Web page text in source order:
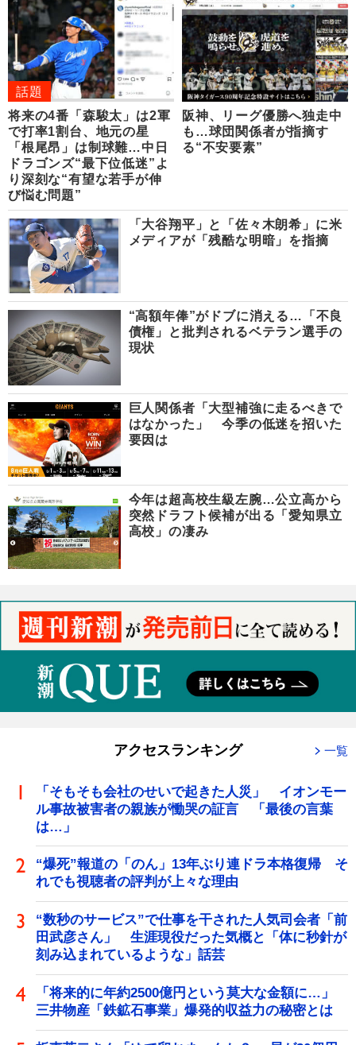
話題
将来の4番「森駿太」は2軍
で打率1割台、地元の星
「根尾昂」は制球難…中日
ドラゴンズ“最下位低迷”よ
り深刻な“有望な若手が伸
び悩む問題”
阪神、リーグ優勝へ独走中
も…球団関係者が指摘す
る“不安要素”
「大谷翔平」と「佐々木朗希」に米
メディアが「残酷な明暗」を指摘
“高額年俸”がドブに消える…「不良
債権」と批判されるベテラン選手の
現状
巨人関係者「大型補強に走るべきで
はなかった」 今季の低迷を招いた
要因は
今年は超高校生級左腕…公立高から
突然ドラフト候補が出る「愛知県立
高校」の凄み
アクセスランキング 一覧
「そもそも会社のせいで起きた人災」 イオンモー
ル事故被害者の親族が慟哭の証言 「最後の言葉
は…」
“爆死”報道の「のん」13年ぶり連ドラ本格復帰 そ
れでも視聴者の評判が上々な理由
“数秒のサービス”で仕事を干された人気司会者「前
田武彦さん」 生涯現役だった気概と「体に秒針が
刻み込まれているような」話芸
「将来的に年約2500億円という莫大な金額に…」
三井物産「鉄鉱石事業」爆発的収益力の秘密とは